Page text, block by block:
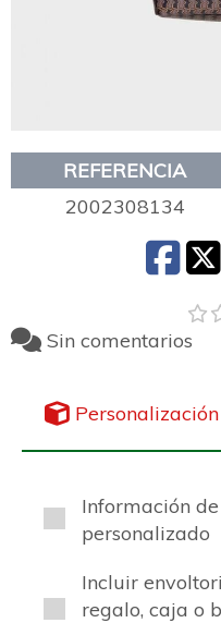
REFERENCIA
2002308134
Sin comentarios
Personalización
Información
personalizado
Incluir
regalo, caja o